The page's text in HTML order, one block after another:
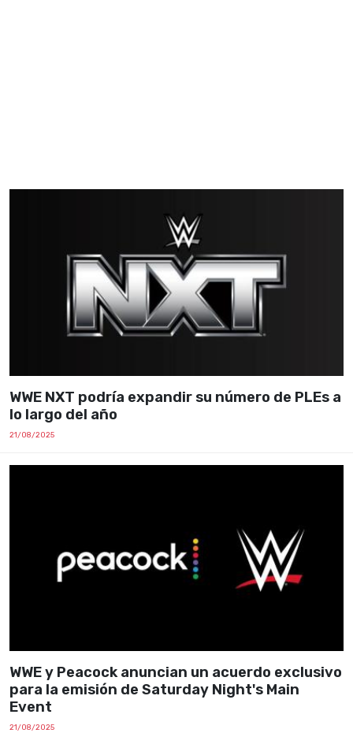
WWE NXT podría expandir su número de PLEs a
lo largo del año
21/08/2025
WWE y Peacock anuncian un acuerdo exclusivo
para la emisión de Saturday Night's Main
Event
21/08/2025